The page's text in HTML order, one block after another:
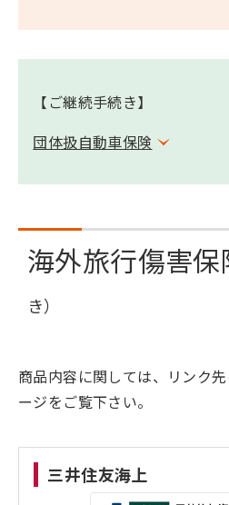
【ご継続手続き】
団体扱自動車保険
海外旅行傷害保
き）
商品内容に関しては、リンク
ージをご覧下さい。
三井住友海上